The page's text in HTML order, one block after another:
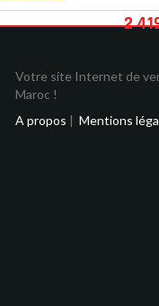
2
Votre site Internet de
Maroc !
A propos | Mentions